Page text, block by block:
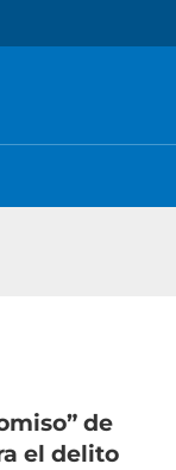
de
el delito